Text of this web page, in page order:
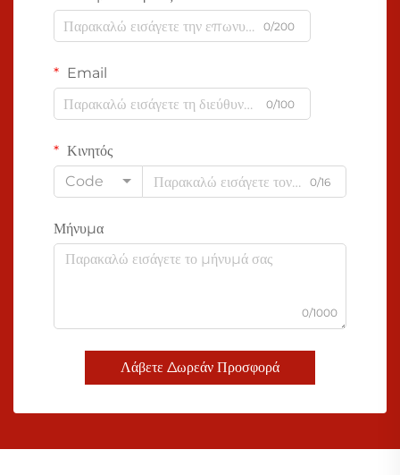
0/200
Email
0/100
Κινητός
Code
0/16
Μήνυμα
0/1000
Λάβετε Δωρεάν Προσφορά